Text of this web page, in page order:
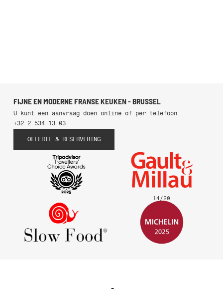
FIJNE EN MODERNE FRANSE KEUKEN - BRUSSEL
U kunt een aanvraag doen online of per telefoon
+32 2 534 13 03
OFFERTE & RESERVERING
14/20